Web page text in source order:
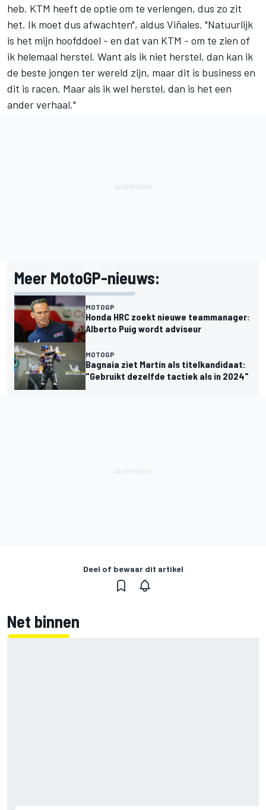
heb. KTM heeft de optie om te verlengen, dus zo zit
het. Ik moet dus afwachten", aldus Viñales. "Natuurlijk
is het mijn hoofddoel - en dat van KTM - om te zien of
ik helemaal herstel. Want als ik niet herstel, dan kan ik
de beste jongen ter wereld zijn, maar dit is business en
dit is racen. Maar als ik wel herstel, dan is het een
ander verhaal."
Meer MotoGP-nieuws:
MOTOGP
Honda HRC zoekt nieuwe teammanager:
Alberto Puig wordt adviseur
MOTOGP
Bagnaia ziet Martín als titelkandidaat:
"Gebruikt dezelfde tactiek als in 2024"
Deel of bewaar dit artikel
Net binnen